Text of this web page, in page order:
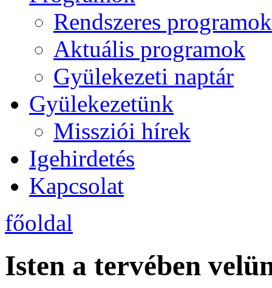
Rendszeres programok
Aktuális programok
Gyülekezeti naptár
Gyülekezetünk
Missziói hírek
Igehirdetés
Kapcsolat
főoldal
Isten a tervében